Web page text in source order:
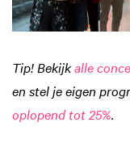
Tip! Bekijkalle
en stel je eigen
oplopend tot 25%.